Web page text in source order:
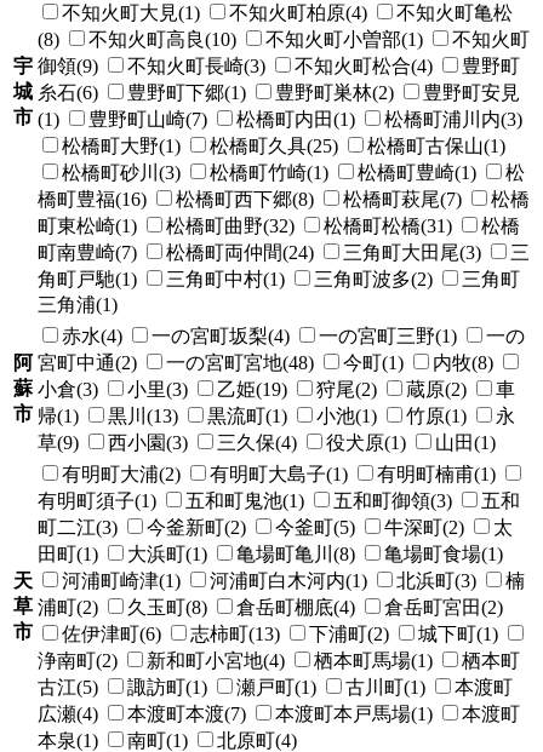
宇
城
市
不知火町大見(1)
不知火町柏原(4)
不知火町亀松
(8)
不知火町高良(10) 不知火町小曽部(1)
不知火町
御領(9)
不知火町長崎(3) 不知火町松合(4)
豊野町
糸石(6)
豊野町下郷(1) 豊野町巣林(2)
豊野町安見
(1)
豊野町山崎(7) 松橋町内田(1)
松橋町浦川内(3)
松橋町大野(1)
松橋町久具(25)
松橋町古保山(1)
松橋町砂川(3)
松橋町竹崎(1) 松橋町豊崎(1)
松
橋町豊福(16)
松橋町西下郷(8) 松橋町萩尾(7)
松橋
町東松崎(1)
松橋町曲野(32) 松橋町松橋(31)
松橋
町南豊崎(7)
松橋町両仲間(24) 三角町大田尾(3)
三
角町戸馳(1)
三角町中村(1) 三角町波多(2)
三角町
三角浦(1)
阿
蘇
市
赤水(4) 一の宮町坂梨(4) 一の宮町三野(1)
一の
宮町中通(2)
一の宮町宮地(48) 今町(1)
内牧(8)
小倉(3)
小里(3) 乙姫(19) 狩尾(2) 蔵原(2)
車
帰(1)
黒川(13) 黒流町(1) 小池(1) 竹原(1)
永
草(9)
西小園(3) 三久保(4) 役犬原(1) 山田(1)
天
草
市
有明町大浦(2) 有明町大島子(1)
有明町楠甫(1)
有明町須子(1)
五和町鬼池(1) 五和町御領(3)
五和
町二江(3)
今釜新町(2) 今釜町(5) 牛深町(2)
太
田町(1)
大浜町(1) 亀場町亀川(8)
亀場町食場(1)
河浦町崎津(1)
河浦町白木河内(1) 北浜町(3)
楠
浦町(2)
久玉町(8) 倉岳町棚底(4)
倉岳町宮田(2)
佐伊津町(6)
志柿町(13) 下浦町(2)
城下町(1)
浄南町(2)
新和町小宮地(4) 栖本町馬場(1)
栖本町
古江(5)
諏訪町(1) 瀬戸町(1) 古川町(1)
本渡町
広瀬(4)
本渡町本渡(7) 本渡町本戸馬場(1)
本渡町
本泉(1)
南町(1)
北原町(4)